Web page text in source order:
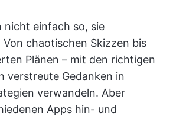
nicht einfach so, sie
chaotischen Skizzen bis
Plänen – mit den richtigen
verstreute Gedanken in
verwandeln. Aber
Apps hin- und